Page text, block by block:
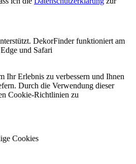
DekorFinder funktioniert am
und Safari
Ihr Erlebnis zu verbessern und Ihnen
Durch die Verwendung dieser
Cookie-Richtlinien zu
Cookies